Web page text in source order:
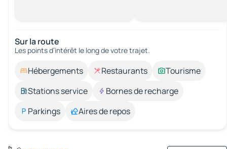
Sur la route
Les points d’intérêt le long de votre trajet.
Hébergements Restaurants
Tourisme
Stations service
Bornes de recharge
Parkings
Aires de repos